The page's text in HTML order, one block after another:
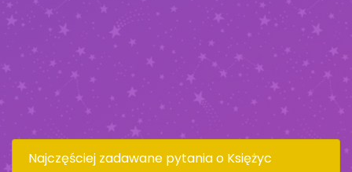
Najczęściej zadawane pytania o Księżyc